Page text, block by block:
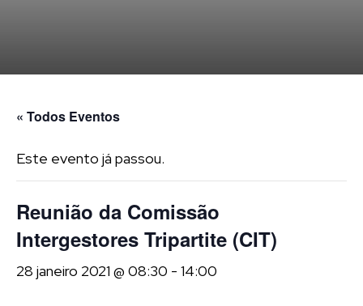
« Todos Eventos
Este evento já passou.
Reunião da Comissão
Intergestores Tripartite (CIT)
28 janeiro 2021 @ 08:30 - 14:00